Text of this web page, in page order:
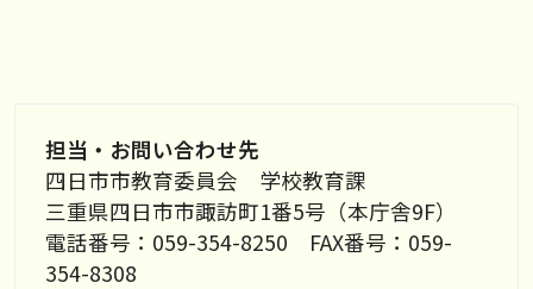
担当・お問い合わせ先
四日市市教育委員会 学校教育課
三重県四日市市諏訪町1番5号（本庁舎9F）
電話番号：059-354-8250 FAX番号：059-
354-8308